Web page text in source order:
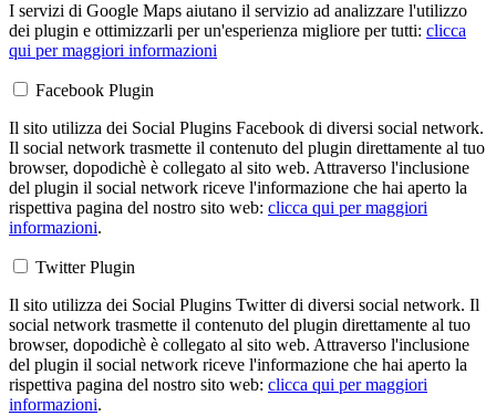
I servizi di Google Maps aiutano il servizio ad analizzare l'utilizzo
dei plugin e ottimizzarli per un'esperienza migliore per tutti: clicca
qui per maggiori informazioni
Facebook Plugin
Il sito utilizza dei Social Plugins Facebook di diversi social network.
Il social network trasmette il contenuto del plugin direttamente al tuo
browser, dopodichè è collegato al sito web. Attraverso l'inclusione
del plugin il social network riceve l'informazione che hai aperto la
rispettiva pagina del nostro sito web: clicca qui per maggiori
informazioni.
Twitter Plugin
Il sito utilizza dei Social Plugins Twitter di diversi social network. Il
social network trasmette il contenuto del plugin direttamente al tuo
browser, dopodichè è collegato al sito web. Attraverso l'inclusione
del plugin il social network riceve l'informazione che hai aperto la
rispettiva pagina del nostro sito web: clicca qui per maggiori
informazioni.